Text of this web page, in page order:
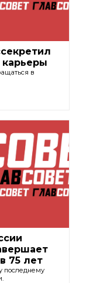
в
75 лет
последнему